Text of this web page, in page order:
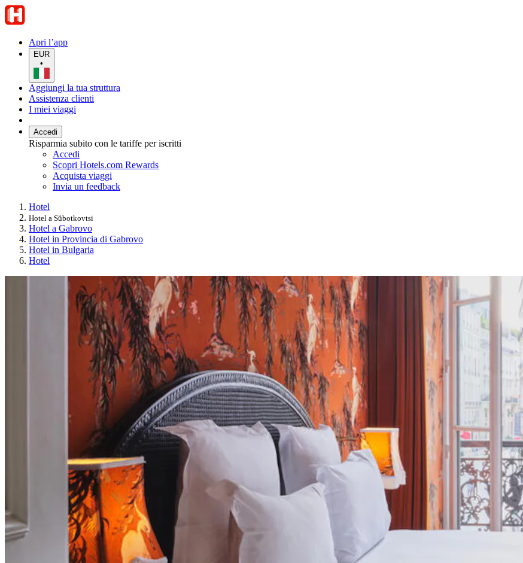
Apri l’app
EUR
•
Aggiungi la tua struttura
Assistenza clienti
I miei viaggi
Accedi
Risparmia subito con le tariffe per iscritti
Accedi
Scopri Hotels.com Rewards
Acquista viaggi
Invia un feedback
Hotel
Hotel a Sŭbotkovtsi
Hotel a Gabrovo
Hotel in Provincia di Gabrovo
Hotel in Bulgaria
Hotel